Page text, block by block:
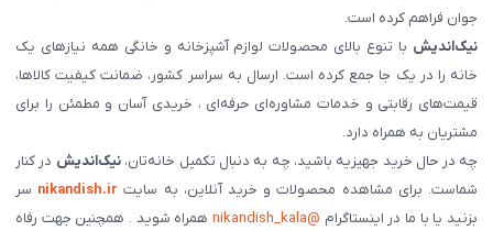
جوان فراهم کرده است.
نیک‌اندیش با تنوع بالای محصولات لوازم آشپزخانه و خانگی همه نیازهای یک
خانه را در یک جا جمع کرده است. ارسال به سراسر کشور، ضمانت کیفیت کالاها،
قیمت‌های رقابتی و خدمات مشاوره‌ای حرفه‌ای ، خریدی آسان و مطمئن را برای
مشتریان به همراه دارد.
چه در حال خرید جهیزیه باشید، چه به دنبال تکمیل خانه‌تان،نیک‌اندیش در کنار
شماست. برای مشاهده محصولات و خرید آنلاین، به سایت nikandish.ir سر
بزنید یا با ما در اینستاگرام @nikandish_kala
همراه شوید . همچنین جهت رفاه